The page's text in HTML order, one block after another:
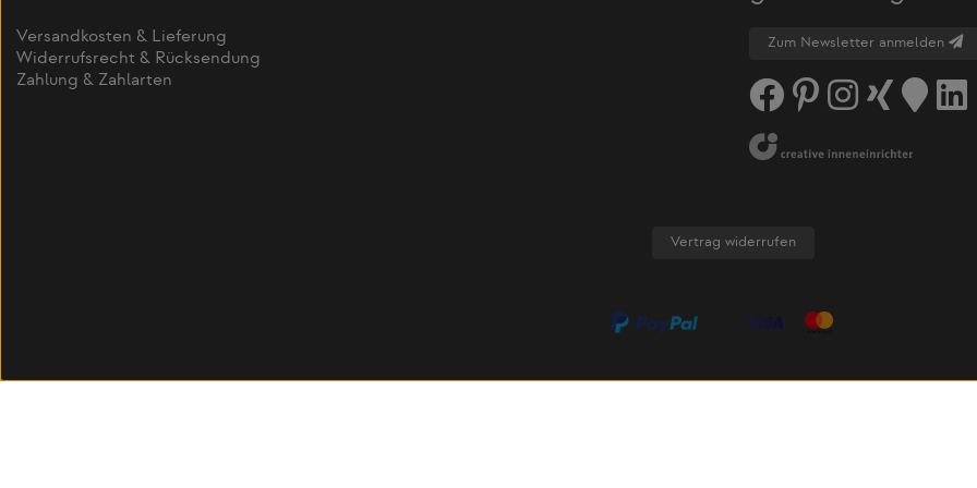
Versandkosten & Lieferung
Widerrufsrecht & Rücksendung
Zahlung & Zahlarten
Zum Newsletter anmelden
Vertrag widerrufen